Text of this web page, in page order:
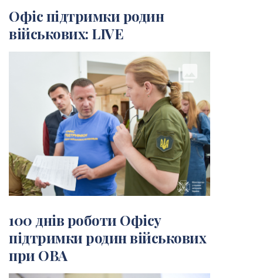
Офіс підтримки родин
військових: LIVE
collections
100 днів роботи Офісу
підтримки родин військових
при ОВА